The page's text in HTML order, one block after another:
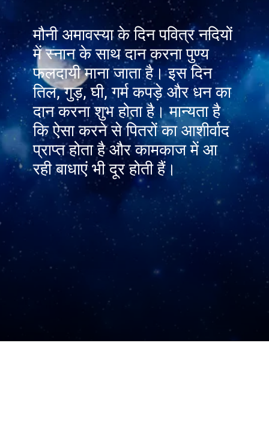
मौनी अमावस्या के दिन पवित्र नदियों
में स्नान के साथ दान करना पुण्य
फलदायी माना जाता है। इस दिन
तिल, गुड़, घी, गर्म कपड़े और धन का
दान करना शुभ होता है। मान्यता है
कि ऐसा करने से पितरों का आशीर्वाद
प्राप्त होता है और कामकाज में आ
रही बाधाएं भी दूर होती हैं।